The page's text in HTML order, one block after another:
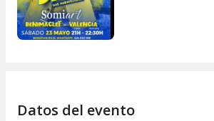
Posibilidad Cena + Show
Imprescindible reserva previa para cenar
Datos del evento